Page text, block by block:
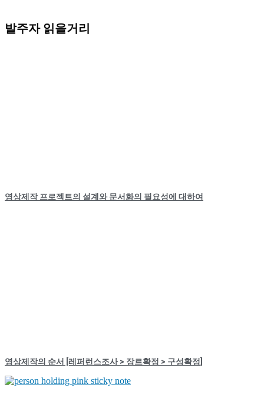
발주자 읽을거리
영상제작 프로젝트의 설계와 문서화의 필요성에 대하여
영상제작의 순서 [레퍼런스조사 > 장르확정 > 구성확정]